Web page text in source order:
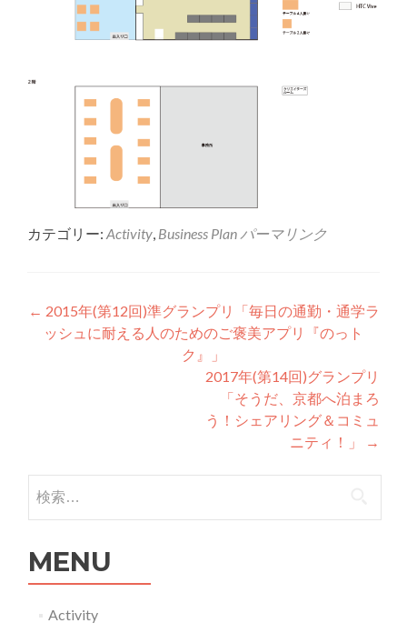
カテゴリー: Activity Business Plan パーマリンク
投稿ナビゲーション
← 2015年(第12回)準グランプリ「毎日の通勤・通学ラ
ッシュに耐える人のためのご褒美アプリ『のっト
ク』」
2017年(第14回)グランプリ
「そうだ、京都へ泊まろ
う！シェアリング＆コミュ
ニティ！」
→
MENU
Activity